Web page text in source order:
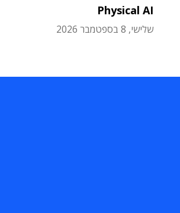
Physical AI
שלישי, 8 בספטמבר 2026